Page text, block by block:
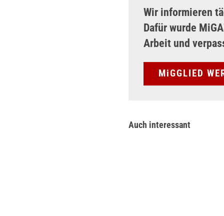
Wir informieren
Dafür wurde
Arbeit und
MiGGLIED
Auch interessant